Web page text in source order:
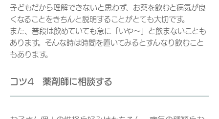
子どもだから理解できないと思わず、お薬を飲むと病気が良
くなることをきちんと説明することがとても大切です。
また、普段は飲めていても急に「いや～」と飲まないことも
あります。そんな時は時間を置いてみるとすんなり飲むこと
もあります。
コツ4 薬剤師に相談する